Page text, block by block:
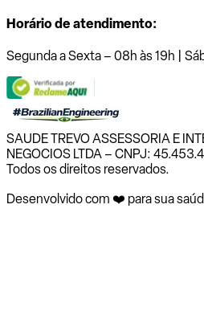
Horário de atendimento:
Segunda a Sexta – 08h às 19h |
SAUDE TREVO ASSESSORIA E
NEGOCIOS LTDA – CNPJ:
Todos os direitos reservados.
Desenvolvido com ❤️ para sua